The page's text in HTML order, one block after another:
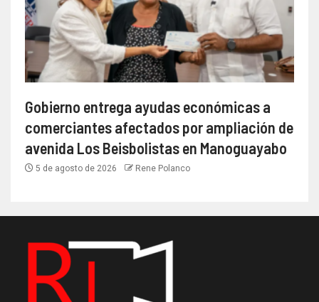
Gobierno entrega ayudas económicas a
comerciantes afectados por ampliación de
avenida Los Beisbolistas en Manoguayabo
5 de agosto de 2026 Rene Polanco